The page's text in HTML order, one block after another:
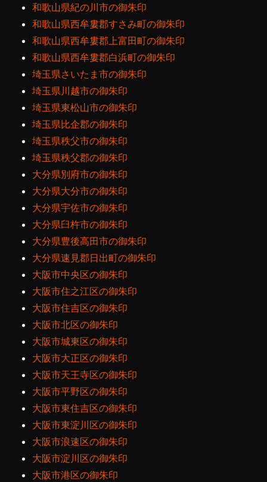
和歌山県紀の川市の御朱印
和歌山県西牟婁郡すさみ町の御朱印
和歌山県西牟婁郡上富田町の御朱印
和歌山県西牟婁郡白浜町の御朱印
埼玉県さいたま市の御朱印
埼玉県川越市の御朱印
埼玉県東松山市の御朱印
埼玉県比企郡の御朱印
埼玉県秩父市の御朱印
埼玉県秩父郡の御朱印
大分県別府市の御朱印
大分県大分市の御朱印
大分県宇佐市の御朱印
大分県臼杵市の御朱印
大分県豊後高田市の御朱印
大分県速見郡日出町の御朱印
大阪市中央区の御朱印
大阪市住之江区の御朱印
大阪市住吉区の御朱印
大阪市北区の御朱印
大阪市城東区の御朱印
大阪市大正区の御朱印
大阪市天王寺区の御朱印
大阪市平野区の御朱印
大阪市東住吉区の御朱印
大阪市東淀川区の御朱印
大阪市浪速区の御朱印
大阪市淀川区の御朱印
大阪市港区の御朱印